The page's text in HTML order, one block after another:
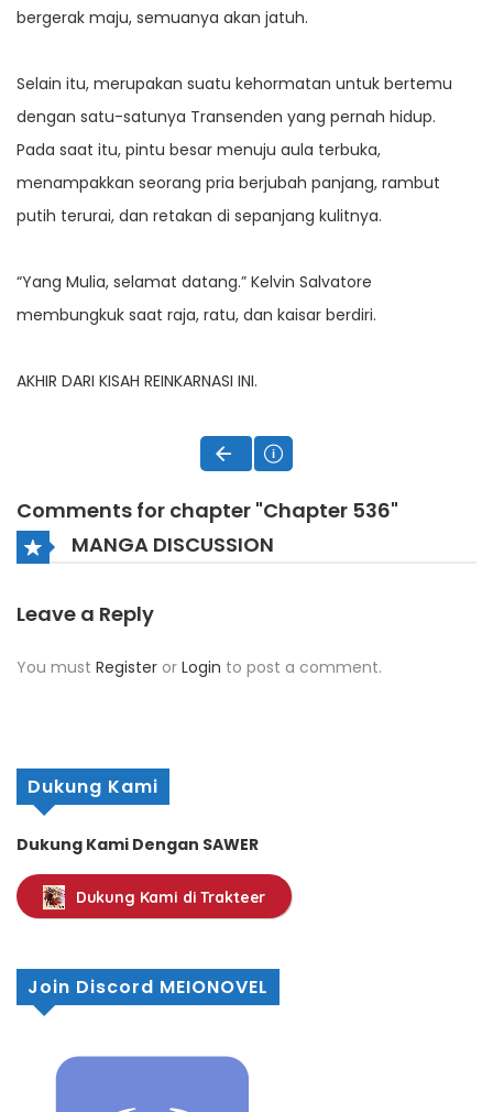
bergerak maju, semuanya akan jatuh.
Selain itu, merupakan suatu kehormatan untuk bertemu
dengan satu-satunya Transenden yang pernah hidup.
Pada saat itu, pintu besar menuju aula terbuka,
menampakkan seorang pria berjubah panjang, rambut
putih terurai, dan retakan di sepanjang kulitnya.
“Yang Mulia, selamat datang.” Kelvin Salvatore
membungkuk saat raja, ratu, dan kaisar berdiri.
AKHIR DARI KISAH REINKARNASI INI.
Comments for chapter "Chapter 536"
MANGA DISCUSSION
Leave a Reply
You must Register or Login to post a comment.
Dukung Kami
Dukung Kami Dengan SAWER
Dukung Kami di Trakteer
Join Discord MEIONOVEL